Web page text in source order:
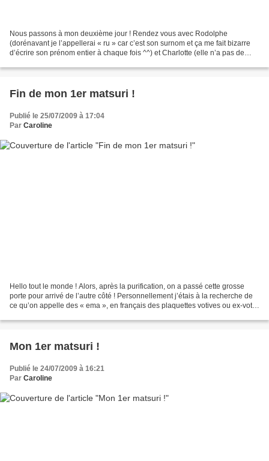
Nous passons à mon deuxième jour ! Rendez vous avec Rodolphe
(dorénavant je l’appellerai « ru » car c’est son surnom et ça me fait bizarre
d’écrire son prénom entier à chaque fois ^^) et Charlotte (elle n’a pas de
Fin de mon 1er matsuri !
Publié le 25/07/2009 à 17:04
Par Caroline
Hello tout le monde ! Alors, après la purification, on a passé cette grosse
porte pour arrivé de l’autre côté ! Personnellement j’étais à la recherche de
ce qu’on appelle des « ema », en français des plaquettes votives ou ex-voto.
Mon 1er matsuri !
Publié le 24/07/2009 à 16:21
Par Caroline